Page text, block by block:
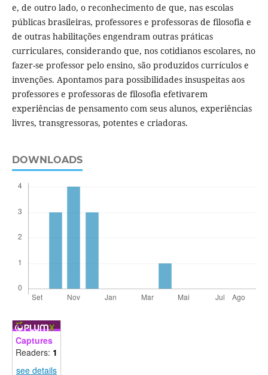
e, de outro lado, o reconhecimento de que, nas escolas
públicas brasileiras, professores e professoras de filosofia e
de outras habilitações engendram outras práticas
curriculares, considerando que, nos cotidianos escolares, no
fazer-se professor pelo ensino, são produzidos currículos e
invenções. Apontamos para possibilidades insuspeitas aos
professores e professoras de filosofia efetivarem
experiências de pensamento com seus alunos, experiências
livres, transgressoras, potentes e criadoras.
DOWNLOADS
Captures
Readers: 1
see details